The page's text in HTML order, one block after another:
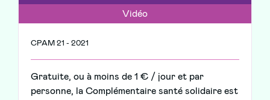
Vidéo
CPAM 21 - 2021
Gratuite, ou à moins de 1 € / jour et par
personne, la Complémentaire santé solidaire est